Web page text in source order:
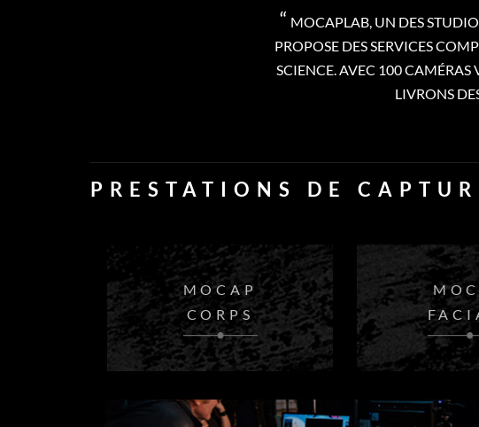
MOCAPLAB, UN DES
PROPOSE DES SERVICES
SCIENCE. AVEC 100
LIVRONS
PRESTATIONS DE
MOCAP
CORPS